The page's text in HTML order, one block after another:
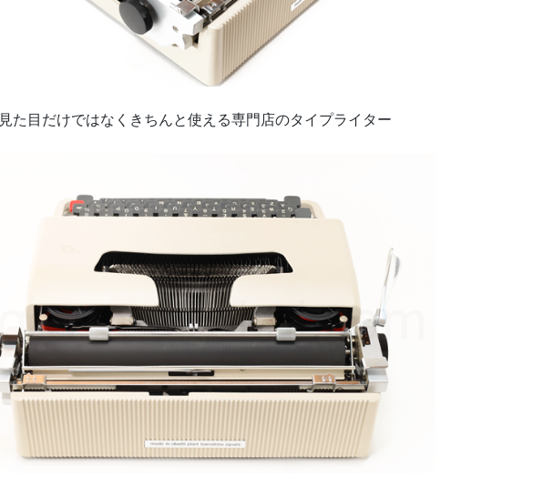
見た目だけではなくきちんと使える専門店のタイプライター